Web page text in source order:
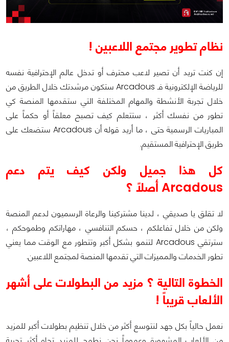
نظام تطوير مجتمع اللاعبين !
إن كنت تريد أن تصير لاعب محترف أو تدخل عالم الإحترافية نفسه
للرياضة الإلكترونية فـ Arcadous ستكون مرشدتك خلال الطريق من
خلال تجربة الأنشطة والمهام المختلفة التي ستقدمها المنصة كي
تطور من نفسك أكثر ، ستتعلم كيف تصبح معلقاً أو حكماً على
المباريات الرسمية حتى ، ما أريد قوله أن Arcadous ستضعك على
طريق الإحترافية المستقيم.
كل هذا جميل ولكن كيف يتم دعم
Arcadous أصلاً ؟
لا تقلق يا صديقي ، لدينا مشتركينا والرعاة الرسميون لدعم المنصة
ولكن من خلال تفاعلكم ، حسكم التنافسي ، مهاراتكم وطموحكم ،
سترتقي Arcadous لتنمو بشكل أكبر وتتطور مع الوقت مما يعني
تطور الخدمات والمميزات التي تقدمها المنصة لمجتمع اللاعبين.
الخطوة التالية ؟ مزيد من البطولات على أشهر
الألعاب قريباً !
نعمل حالياً بكل جهد لنتوسع أكثر من خلال تنظيم بطولات أكبر للمزيد